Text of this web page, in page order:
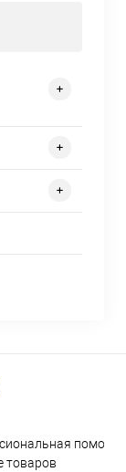
помощь
товаров